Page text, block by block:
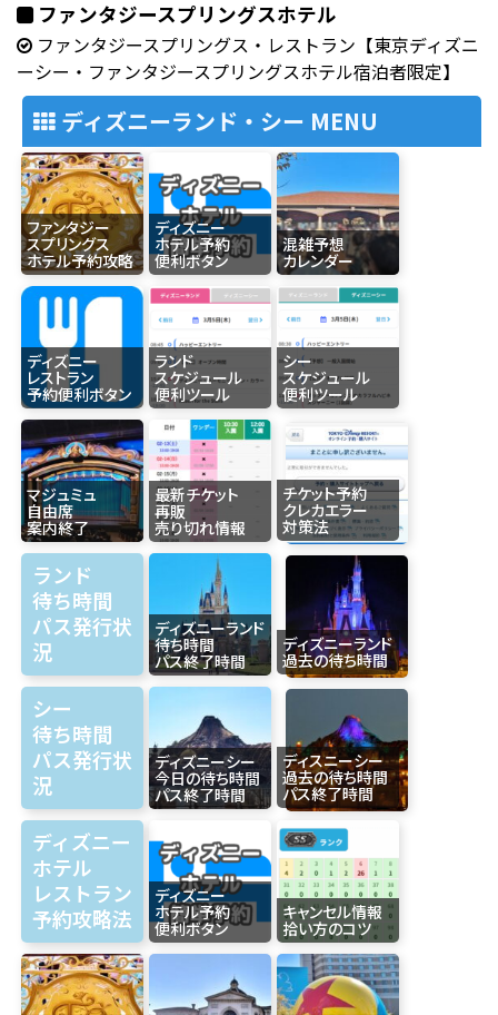
ファンタジースプリングスホテル
ファンタジースプリングス・レストラン【東京ディズニ
ーシー・ファンタジースプリングスホテル宿泊者限定】
ディズニーランド・シー MENU
ファンタジー
スプリングス
ホテル予約攻略
ディズニー
ホテル予約
便利ボタン
混雑予想
カレンダー
ディズニー
レストラン
予約便利ボタン
ランド
スケジュール
便利ツール
シー
スケジュール
便利ツール
マジュミュ
自由席
案内終了
最新チケット
再販
売り切れ情報
チケット予約
クレカエラー
対策法
ランド
待ち時間
パス発行状
況
ディズニーランド
待ち時間
パス終了時間
ディズニーランド
過去の待ち時間
シー
待ち時間
パス発行状
況
ディズニーシー
今日の待ち時間
パス終了時間
ディスニーシー
過去の待ち時間
パス終了時間
ディズニー
ホテル
レストラン
予約攻略法
ディズニー
ホテル予約
便利ボタン
キャンセル情報
拾い方のコツ